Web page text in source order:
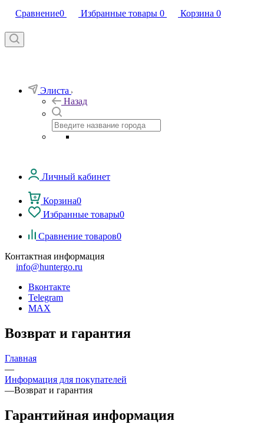
Сравнение0 Избранные товары 0 Корзина 0
Элиста
Назад
Личный кабинет
Корзина0
Избранные товары0
Сравнение товаров0
Контактная информация
info@huntergo.ru
Вконтакте
Telegram
MAX
Возврат и гарантия
Главная
—
Информация для покупателей
—Возврат и гарантия
Гарантийная информация